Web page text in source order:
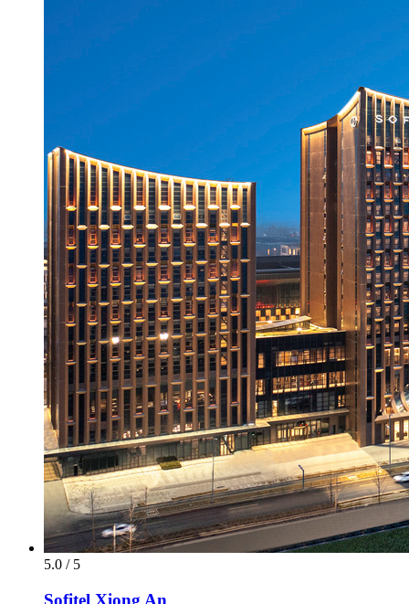
5.0 / 5
Sofitel Xiong An